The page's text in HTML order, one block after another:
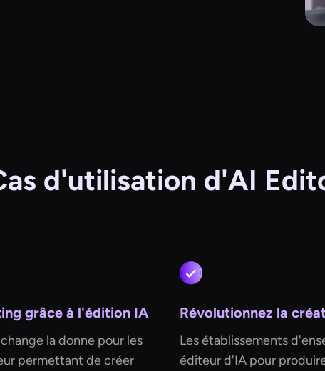
d'utilisation d'AI
grâce à l'édition IA
la donne pour les
permettant de créer
Révolutionnez la
Les établissements
éditeur d'IA pour